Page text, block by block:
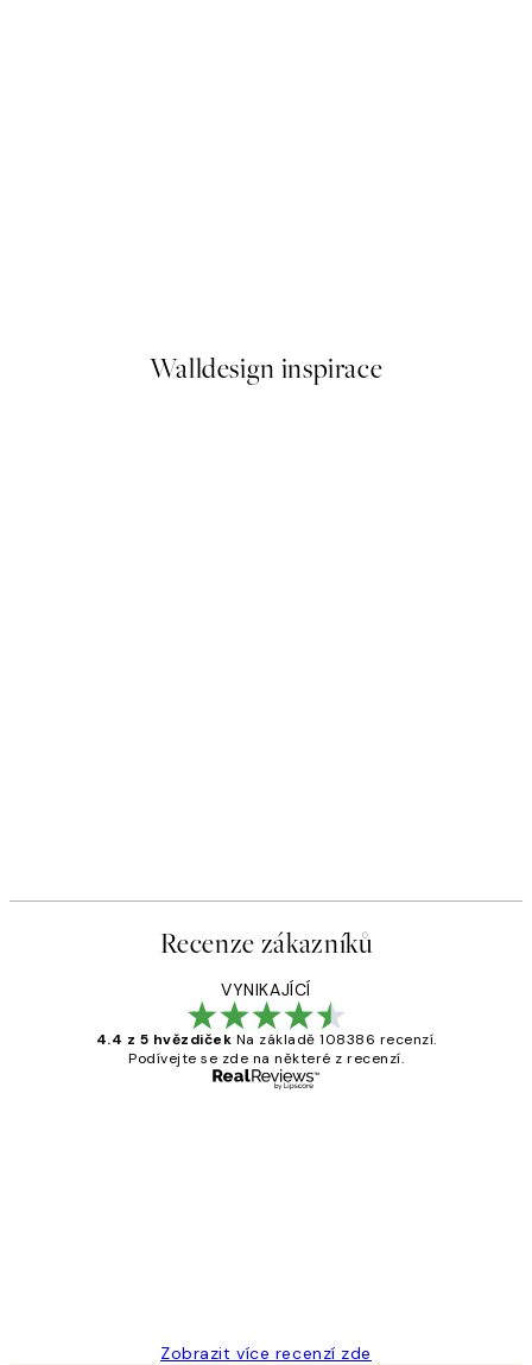
Walldesign inspirace
Recenze zákazníků
VYNIKAJÍCÍ
4.4 z 5 hvězdiček Na základě 108386 recenzí.
Podívejte se zde na některé z recenzí.
Zobrazit více recenzí zde